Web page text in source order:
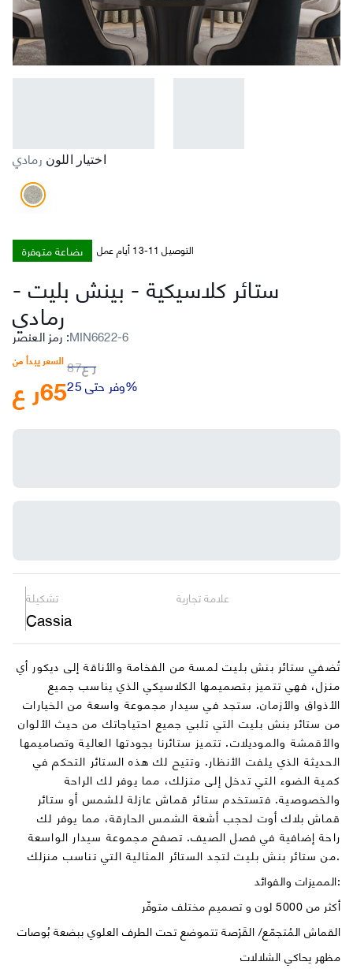
اختيار اللون رمادي
بضاعة متوفرة التوصيل 11-13 أيام عمل
ستائر كلاسيكية - بينش بليت-
رمادي
:MIN6622-6
السعر يبدأ من
ر ع65
ر ع87
وفر حتى 25%
تشكيلة
Cassia
علامة تجارية
تُضفي ستائر بنش بليت لمسة من الفخامة والأناقة إلى ديكور أي
منزل، فهي تتميز بتصميمها الكلاسيكي الذي يناسب جميع
الأذواق والأزمان. ستجد في سيدار مجموعة واسعة من الخيارات
من ستائر بنش بليت التي تلبي جميع احتياجاتك من حيث الألوان
والأقمشة والموديلات. تتميز ستائرنا بجودتها العالية وتصاميمها
الحديثة الذي يلفت الأنظار. وتتيح لك هذه الستائر التحكم في
كمية الضوء التي تدخل إلى منزلك، مما يوفر لك الراحة
والخصوصية. فتستخدم ستائر قماش عازلة للشمس أو ستائر
قماش بلاك أوت لحجب أشعة الشمس الحارقة، مما يوفر لك
راحة إضافية في فصل الصيف. تصفح مجموعة سيدار الواسعة
من ستائر بنش بليت لتجد الستائر المثالية التي تناسب منزلك.
المميزات والفوائد:
أكثر من 5000 لون و تصميم مختلف متوفّر
القماش المُتجمّع/ القَرْصة تتموضع تحت الطرف العلوي ببضعة بُوصات
مظهر يحاكي الشلالات